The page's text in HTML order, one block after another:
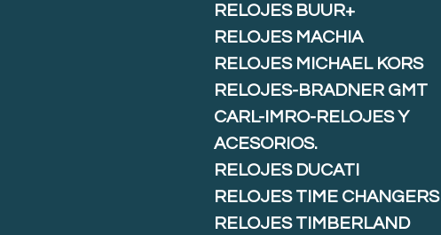
RELOJES BUUR+
RELOJES MACHIA
RELOJES MICHAEL KORS
RELOJES-BRADNER GMT
CARL-IMRO-RELOJES Y
ACESORIOS.
RELOJES DUCATI
RELOJES TIME CHANGERS
RELOJES TIMBERLAND